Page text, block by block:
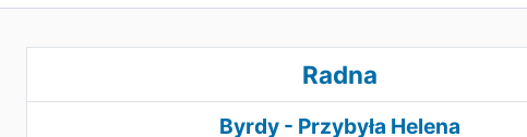
Radna
Byrdy - Przybyła Helena